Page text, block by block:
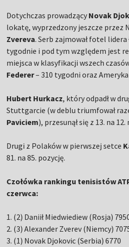
Dotychczas prowadzący Novak
lokatę, wyprzedzony jeszcze przez
Zvereva. Serb zajmował fotel lidera
tygodnie i pod tym względem jest
miejsca w klasyfikacji wszech
Federer– 310 tygodni oraz
Hubert Hurkacz, który odpadł w
Stuttgarcie (w deblu triumfował
Paviciem), przesunął się z 13. na 12.
Drugi z Polaków w pierwszej setce
81. na 85. pozycję.
Czołówka rankingu tenisistów
czerwca:
1. (2) Daniił Miedwiediew (Rosja)
2. (3) Alexander Zverev (Niemcy)
3. (1) Novak Djokovic (Serbia) 6770